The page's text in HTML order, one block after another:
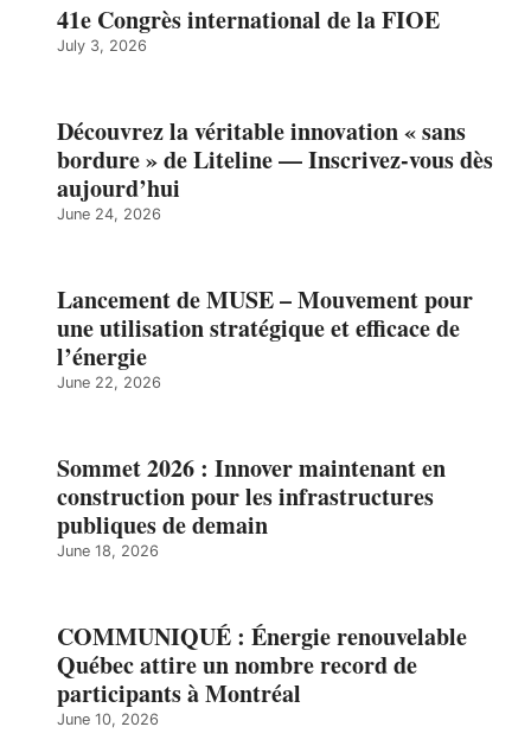
41e Congrès international de la FIOE
July 3, 2026
Découvrez la véritable innovation « sans
bordure » de Liteline — Inscrivez-vous dès
aujourd’hui
June 24, 2026
Lancement de MUSE – Mouvement pour
une utilisation stratégique et efficace de
l’énergie
June 22, 2026
Sommet 2026 : Innover maintenant en
construction pour les infrastructures
publiques de demain
June 18, 2026
COMMUNIQUÉ : Énergie renouvelable
Québec attire un nombre record de
participants à Montréal
June 10, 2026